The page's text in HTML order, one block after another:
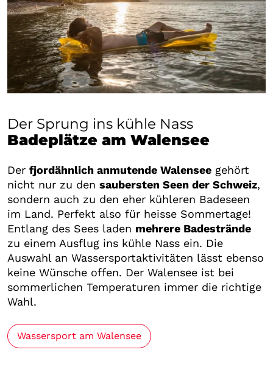
Der Sprung ins kühle Nass
Badeplätze am Walensee
Der fjordähnlich anmutende Walensee gehört
nicht nur zu den saubersten Seen der Schweiz,
sondern auch zu den eher kühleren Badeseen
im Land. Perfekt also für heisse Sommertage!
Entlang des Sees laden mehrere Badestrände
zu einem Ausflug ins kühle Nass ein. Die
Auswahl an Wassersportaktivitäten lässt ebenso
keine Wünsche offen. Der Walensee ist bei
sommerlichen Temperaturen immer die richtige
Wahl.
Wassersport am Walensee